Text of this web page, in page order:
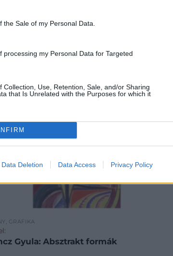
the Sale of my Personal Data.
processing my Personal Data for Targeted
Collection, Use, Retention, Sale, and/or Sharing
that Is Unrelated with the Purposes for which it
Data Deletion Data Access Privacy Policy
GRAFIKA
Gyula: Absztrakt formák